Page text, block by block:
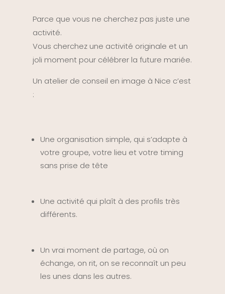
Parce que vous ne cherchez pas juste une
activité.
Vous cherchez une activité originale et un
joli moment pour célébrer la future mariée.
Un atelier de conseil en image à Nice c’est
:
Une organisation simple, qui s’adapte à
votre groupe, votre lieu et votre timing
sans prise de tête
Une activité qui plaît à des profils très
différents.
Un vrai moment de partage, où on
échange, on rit, on se reconnaît un peu
les unes dans les autres.